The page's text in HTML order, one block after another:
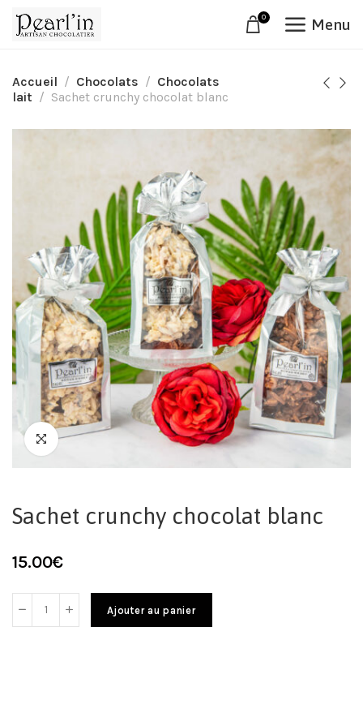
0 Menu
Accueil Chocolats
Chocolats
lait
Sachet crunchy chocolat blanc
Sachet crunchy chocolat blanc
15.00€
Ajouter au panier